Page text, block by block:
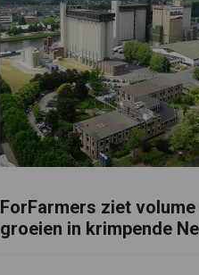
ForFarmers ziet
groeien in krimpende